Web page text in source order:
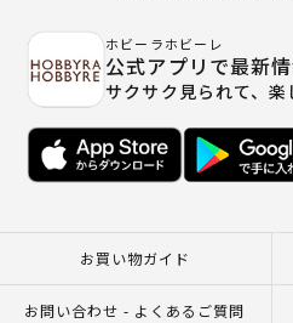
ホビーラホビーレ
公式アプリで最新
サクサク見られて、
お買い物ガイド
お問い合わせ - よくあるご質問